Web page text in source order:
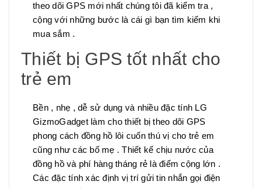
theo dõi GPS mới nhất chúng tôi đã kiểm tra ,
cộng với những bước là cái gì bạn tìm kiếm khi
mua sắm .
Thiết bị GPS tốt nhất cho
trẻ em
Bền , nhẹ , dễ sử dụng và nhiều đặc tính LG
GizmoGadget làm cho thiết bị theo dõi GPS
phong cách đồng hồ lôi cuốn thú vị cho trẻ em
cũng như các bố mẹ . Thiết kế chịu nước của
đồng hồ và phí hàng tháng rẻ là điểm cộng lớn .
Các đặc tính xác định vị trí gửi tin nhắn gọi điện